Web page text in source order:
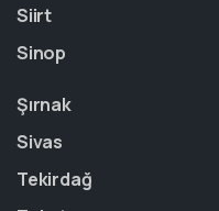
Siirt
Sinop
Şırnak
Sivas
Tekirdağ